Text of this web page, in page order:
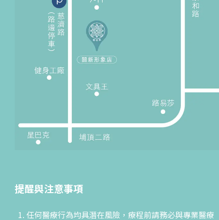
提醒與注意事項
任何醫療行為均具潛在風險，療程前請務必與專業醫療